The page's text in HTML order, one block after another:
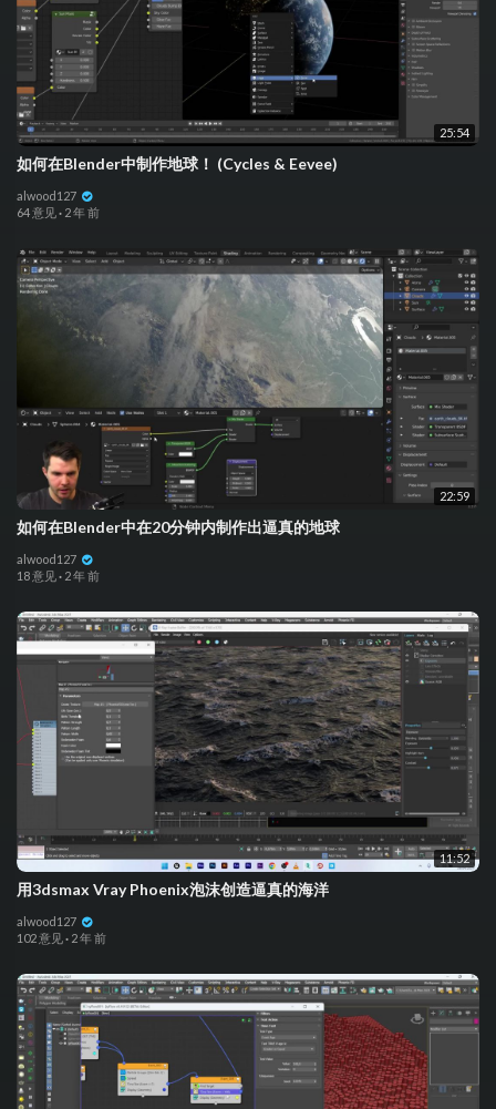
25:54
如何在Blender中制作地球！ (Cycles & Eevee)
alwood127
64 意见· 2 年 前
22:59
如何在Blender中在20分钟内制作出逼真的地球
alwood127
18 意见 · 2 年 前
11:52
用3dsmax Vray Phoenix泡沫创造逼真的海洋
alwood127
102 意见· 2 年 前